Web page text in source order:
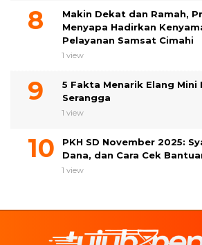
Makin Dekat dan Ramah,
Menyapa Hadirkan
Pelayanan Samsat Cimahi
1 view
5 Fakta Menarik Elang Mini
Serangga
1 view
PKH SD November 2025:
Dana, dan Cara Cek
1 view